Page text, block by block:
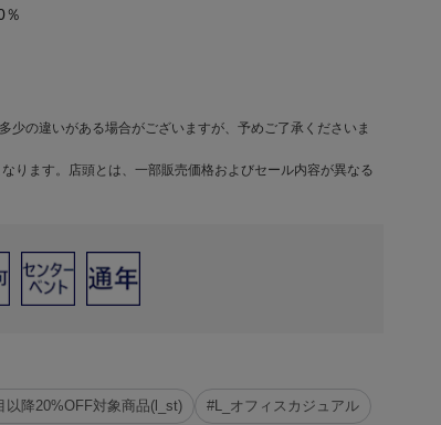
％
少の違いがある場合がございますが、予めご了承くださいま
ります。店頭とは、一部販売価格およびセール内容が異なる
以降20%OFF対象商品(l_st) #L_オフィスカジュアル